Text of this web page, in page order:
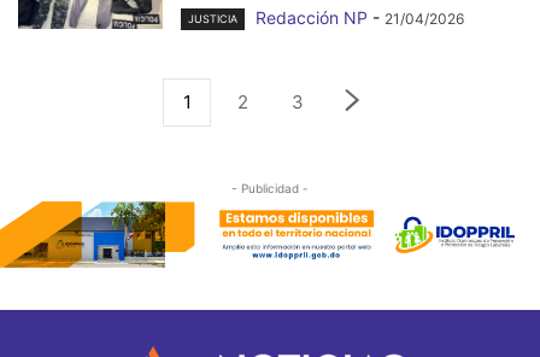
JUSTICIA Redacción NP - 21/04/2026
1 2 3
- Publicidad -